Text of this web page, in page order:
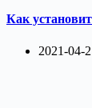
Как
2021-04-